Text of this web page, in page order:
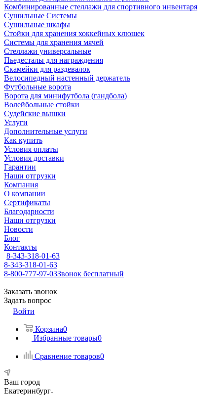
Комбинированные стеллажи для спортивного инвентаря
Сушильные Системы
Сушильные шкафы
Стойки для хранения хоккейных клюшек
Системы для хранения мячей
Стеллажи универсальные
Пьедесталы для награждения
Скамейки для раздевалок
Велосипедный настенный держатель
Футбольные ворота
Ворота для минифутбола (гандбола)
Волейбольные стойки
Судейские вышки
Услуги
Дополнительные услуги
Как купить
Условия оплаты
Условия доставки
Гарантии
Наши отгрузки
Компания
О компании
Сертификаты
Благодарности
Наши отгрузки
Новости
Блог
Контакты
8-343-318-01-63
8-343-318-01-63
8-800-777-97-03Звонок бесплатный
Заказать звонок
Задать вопрос
Войти
Корзина0
Избранные товары0
Сравнение товаров0
Ваш город
Екатеринбург